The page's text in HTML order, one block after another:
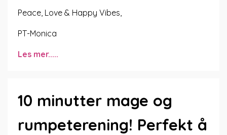
Peace, Love & Happy Vibes,
PT-Monica
Les mer.....
10 minutter mage og
rumpeterening! Perfekt å